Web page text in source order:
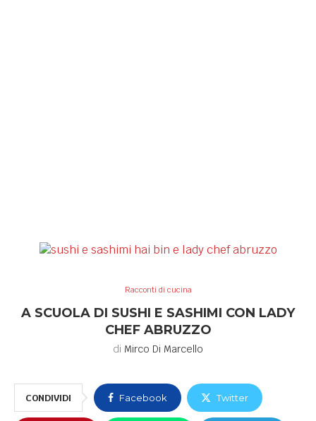
Racconti di cucina
A SCUOLA DI SUSHI E SASHIMI CON LADY
CHEF ABRUZZO
di Mirco Di Marcello
CONDIVIDI Facebook Twitter